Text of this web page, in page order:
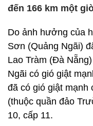
đến 166 km một
Do ảnh hưởng của
Sơn (Quảng Ngãi)
Lao Tràm (Đà
Ngãi có gió giật
đã có gió giật mạnh
(thuộc quần đảo
10, cấp 11.